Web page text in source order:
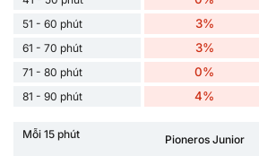
51 - 60 phút 3%
61 - 70 phút 3%
71 - 80 phút 0%
81 - 90 phút 4%
Mỗi 15 phút Pioneros Junior